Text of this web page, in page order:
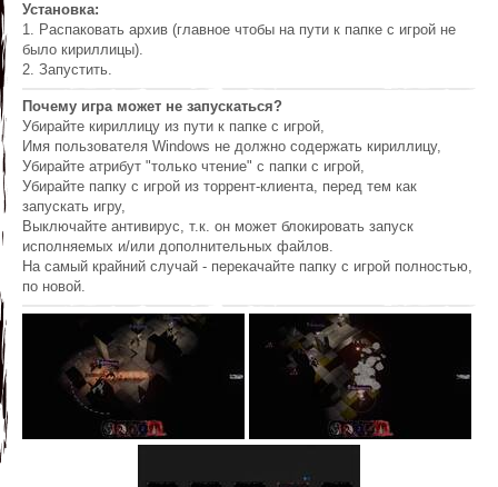
Установка:
1. Распаковать архив (главное чтобы на пути к папке с игрой не
было кириллицы).
2. Запустить.
Почему игра может не запускаться?
Убирайте кириллицу из пути к папке с игрой,
Имя пользователя Windows не должно содержать кириллицу,
Убирайте атрибут "только чтение" с папки с игрой,
Убирайте папку с игрой из торрент-клиента, перед тем как
запускать игру,
Выключайте антивирус, т.к. он может блокировать запуск
исполняемых и/или дополнительных файлов.
На самый крайний случай - перекачайте папку с игрой полностью,
по новой.